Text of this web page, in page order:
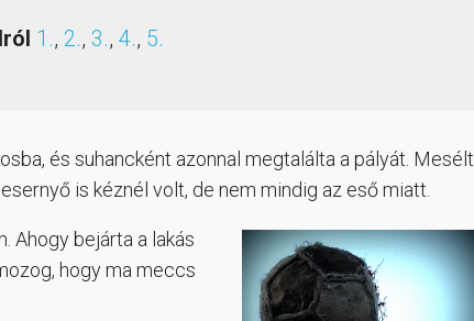
1., 2.,3.,4., 5.
és suhancként azonnal megtalálta a pályát. Mesélt
is kéznél volt, de nem mindig az eső miatt.
Ahogy bejárta a lakás
hogy ma meccs